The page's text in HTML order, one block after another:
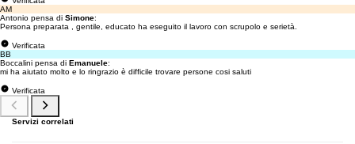
AM
Antonio pensa di Simone:
Persona preparata , gentile, educato ha eseguito il lavoro con scrupolo e serietà.
Verificata
BB
Boccalini pensa di Emanuele:
mi ha aiutato molto e lo ringrazio è difficile trovare persone cosi saluti
Verificata
Servizi correlati